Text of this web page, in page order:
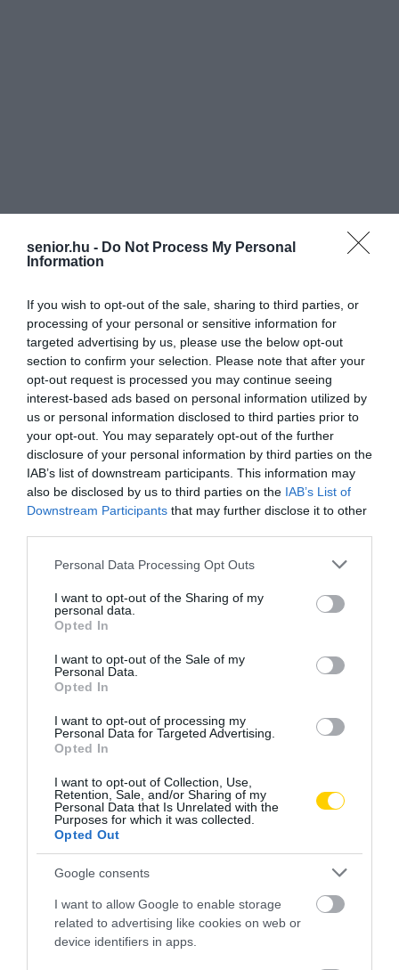
senior.hu - Do Not Process My Personal
Information
If you wish to opt-out of the sale, sharing to third parties, or
processing of your personal or sensitive information for
targeted advertising by us, please use the below opt-out
section to confirm your selection. Please note that after your
opt-out request is processed you may continue seeing
interest-based ads based on personal information utilized by
us or personal information disclosed to third parties prior to
your opt-out. You may separately opt-out of the further
disclosure of your personal information by third parties on the
IAB’s list of downstream participants. This information may
also be disclosed by us to third parties on the IAB’s List of
Downstream Participants that may further disclose it to other
Please note that this website/app uses one or more Google
not limited to your visit or usage behaviour. You may click to
grant or deny consent to Google and its third-party tags to
use your data for below specified purposes in below Google
consent section.
Personal Data Processing Opt Outs
I want to opt-out of the Sharing of my
personal data.
Opted In
I want to opt-out of the Sale of my
Personal Data.
Opted In
I want to opt-out of processing my
Personal Data for Targeted Advertising.
Opted In
I want to opt-out of Collection, Use,
Retention, Sale, and/or Sharing of my
Personal Data that Is Unrelated with the
Purposes for which it was collected.
Opted Out
Google consents
I want to allow Google to enable storage
related to advertising like cookies on web or
device identifiers in apps.